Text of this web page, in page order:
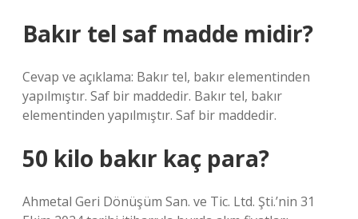
Bakır tel saf madde midir?
Cevap ve açıklama: Bakır tel, bakır elementinden
yapılmıştır. Saf bir maddedir. Bakır tel, bakır
elementinden yapılmıştır. Saf bir maddedir.
50 kilo bakır kaç para?
Ahmetal Geri Dönüşüm San. ve Tic. Ltd. Şti.’nin 31